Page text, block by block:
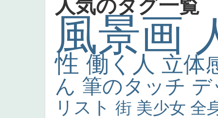
人気のタグ一覧
風景画
性 働く人 立体
ん 筆のタッチ
リスト 街 美少女 全